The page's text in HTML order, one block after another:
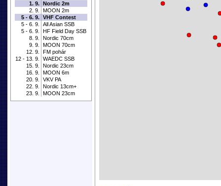
1. 9. Nordic 2m
2. 9.
MOON 2m
5 - 6. 9. VHF Contest
5 - 6. 9.
All Asian SSB
5 - 6. 9.
HF Field Day SSB
8. 9.
Nordic 70cm
9. 9.
MOON 70cm
12. 9.
FM pohár
12 - 13. 9.
WAEDC SSB
15. 9.
Nordic 23cm
16. 9.
MOON 6m
20. 9.
VKV PA
22. 9.
Nordic 13cm+
23. 9.
MOON 23cm